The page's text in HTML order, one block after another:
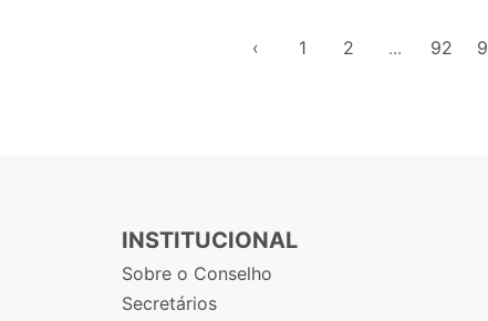
‹ 1 2 ... 92
INSTITUCIONAL
Sobre o Conselho
Secretários